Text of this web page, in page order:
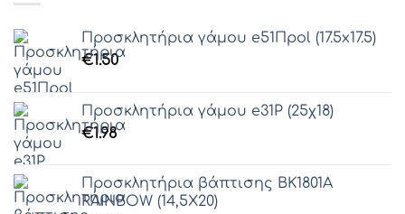
Προσκλητήρια γάμου e51Πpol (17.5x17.5)
€1.50
Προσκλητήρια γάμου e31Ρ (25χ18)
€1.98
Προσκλητήρια βάπτισης ΒΚ1801Α
RAINBOW (14,5Χ20)